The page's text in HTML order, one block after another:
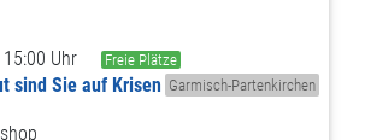
Uhr
Freie Plätze
Garmisch-Partenkirchen
sind Sie auf Krisen